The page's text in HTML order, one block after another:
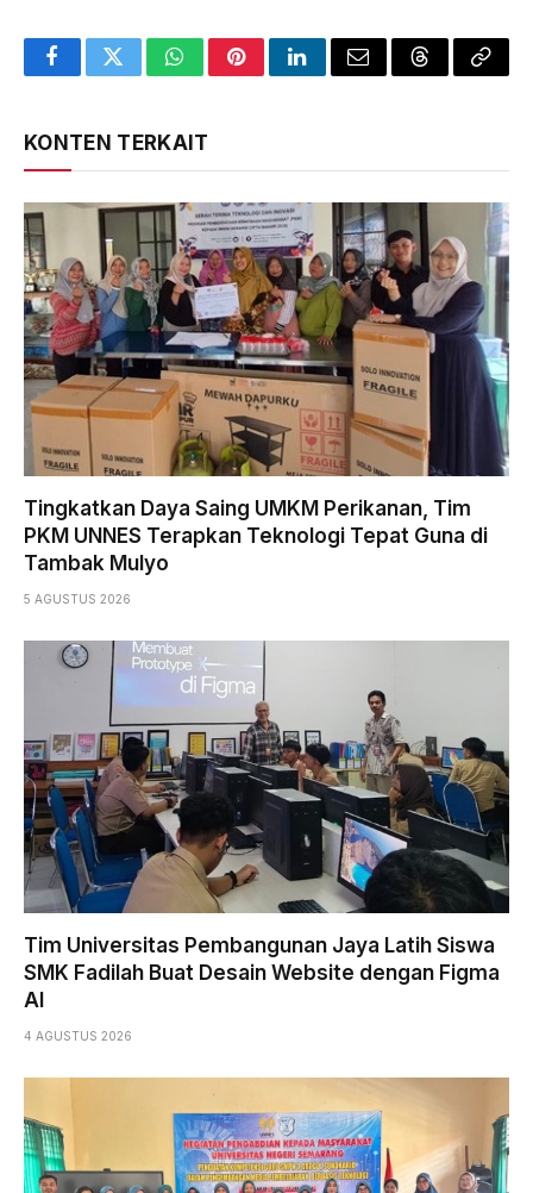
FacebookTwitterWhatsAppPinterestLinkedInEmail ThreadsCopy
KONTEN TERKAIT
Tingkatkan Daya Saing UMKM Perikanan, Tim
PKM UNNES Terapkan Teknologi Tepat Guna di
Tambak Mulyo
5 AGUSTUS 2026
Tim Universitas Pembangunan Jaya Latih Siswa
SMK Fadilah Buat Desain Website dengan Figma
AI
4 AGUSTUS 2026